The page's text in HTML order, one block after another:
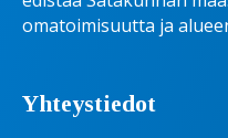
omatoimisuutta ja
Yhteystiedot